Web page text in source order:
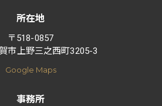
所在地
〒518-0857
市上野三之西町3205-3
Google Maps
事務所